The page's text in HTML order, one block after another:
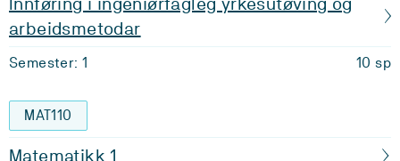
arbeidsmetodar
Semester: 1 10 sp
MAT110
Matematikk 1